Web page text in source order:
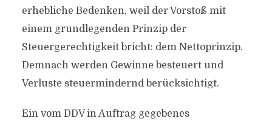
erhebliche Bedenken, weil der Vorstoß mit
einem grundlegenden Prinzip der
Steuergerechtigkeit bricht: dem Nettoprinzip.
Demnach werden Gewinne besteuert und
Verluste steuermindernd berücksichtigt.
Ein vom DDV in Auftrag gegebenes